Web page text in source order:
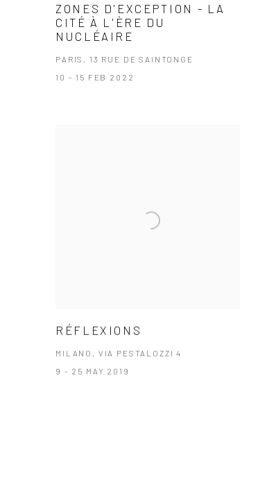
ZONES D'EXCEPTION - LA
CITÉ À L'ÈRE DU
NUCLÉAIRE
PARIS, 13 RUE DE SAINTONGE
10 - 15 FEB 2022
RÉFLEXIONS
MILANO, VIA PESTALOZZI 4
9 - 25 MAY 2019